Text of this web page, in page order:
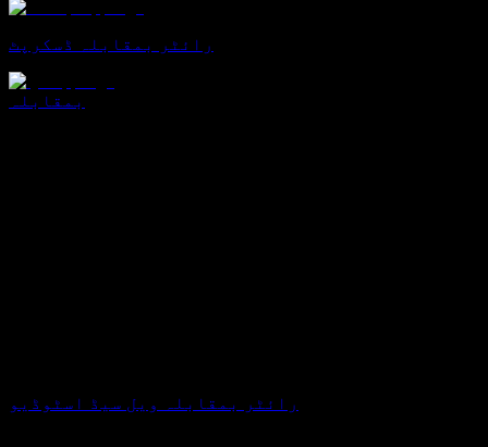
رائٹر بمقابلہ ڈسکرپٹ
بمقابلہ
رائٹر بمقابلہ ویل سیڈ اسٹوڈیو